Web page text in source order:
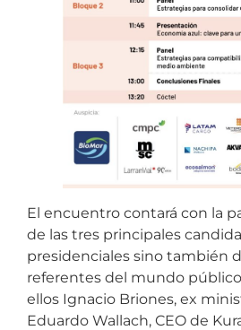
El encuentro contará con la
de las tres principales
presidenciales sino también
referentes del mundo
ellos Ignacio Briones, ex
Eduardo Wallach, CEO de